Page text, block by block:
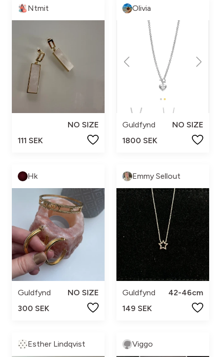
Ntmit
NO SIZE
111 SEK
Olivia
Guldfynd
NO SIZE
1800 SEK
Hk
Guldfynd
NO SIZE
300 SEK
Emmy Sellout
Guldfynd
42-46cm
149 SEK
Esther Lindqvist Viggo